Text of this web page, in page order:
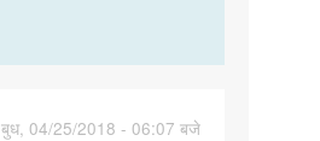
बुध, 04/25/2018 - 06:07 बजे